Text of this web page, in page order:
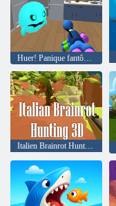
Huer! Panique fantôme!
Italien Brainrot Hunting 3D